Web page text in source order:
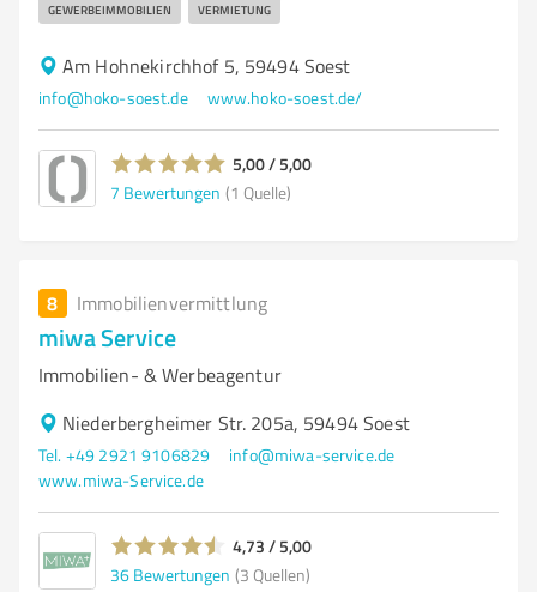
GEWERBEIMMOBILIEN VERMIETUNG
Am Hohnekirchhof 5, 59494 Soest
info@hoko-soest.de www.hoko-soest.de/
5,00 / 5,00
7 Bewertungen (1 Quelle)
8 Immobilienvermittlung
miwa Service
Immobilien- & Werbeagentur
Niederbergheimer Str. 205a, 59494 Soest
Tel. +49 2921 9106829
info@miwa-service.de
www.miwa-Service.de
4,73 / 5,00
36 Bewertungen (3 Quellen)